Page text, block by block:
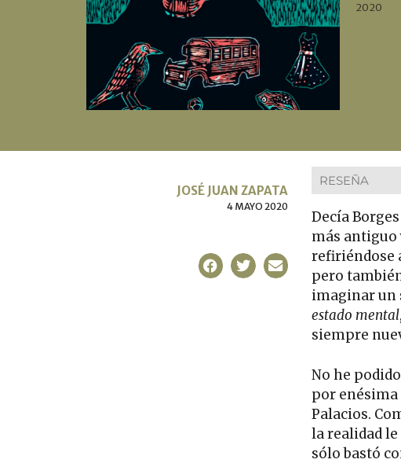
2020
RESEÑA
Decía
más antiguo
refiriéndose
pero
imaginar un
estado mental
siempre
No he
por enésima
Palacios.
la realidad
sólo bastó
JOSÉ JUAN ZAPATA
4 MAYO 2020